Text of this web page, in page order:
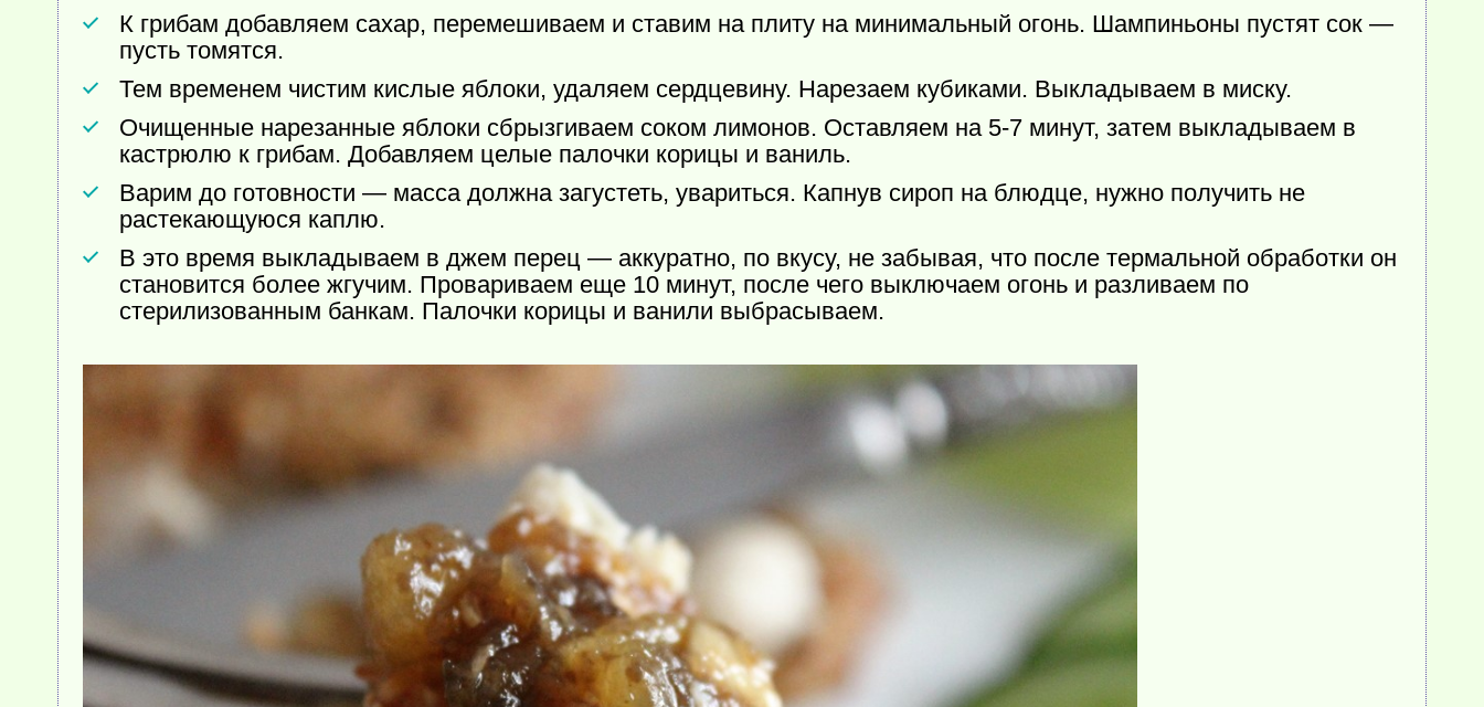
К грибам добавляем сахар, перемешиваем и ставим на плиту на минимальный огонь. Шампиньоны пустят сок —
пусть томятся.
Тем временем чистим кислые яблоки, удаляем сердцевину. Нарезаем кубиками. Выкладываем в миску.
Очищенные нарезанные яблоки сбрызгиваем соком лимонов. Оставляем на 5-7 минут, затем выкладываем в
кастрюлю к грибам. Добавляем целые палочки корицы и ваниль.
Варим до готовности — масса должна загустеть, увариться. Капнув сироп на блюдце, нужно получить не
растекающуюся каплю.
В это время выкладываем в джем перец — аккуратно, по вкусу, не забывая, что после термальной обработки он
становится более жгучим. Провариваем еще 10 минут, после чего выключаем огонь и разливаем по
стерилизованным банкам. Палочки корицы и ванили выбрасываем.